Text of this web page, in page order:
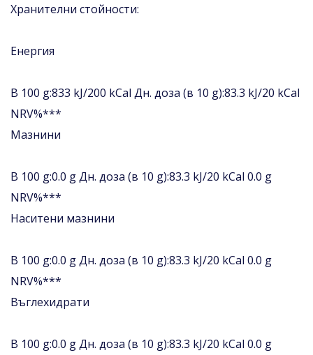
Хранителни стойности:
Енергия
В 100 g:833 kJ/200 kCal Дн. доза (в 10 g):83.3 kJ/20 kCal
NRV%***
Мазнини
В 100 g:0.0 g Дн. доза (в 10 g):83.3 kJ/20 kCal 0.0 g
NRV%***
Наситени мазнини
В 100 g:0.0 g Дн. доза (в 10 g):83.3 kJ/20 kCal 0.0 g
NRV%***
Въглехидрати
В 100 g:0.0 g Дн. доза (в 10 g):83.3 kJ/20 kCal 0.0 g